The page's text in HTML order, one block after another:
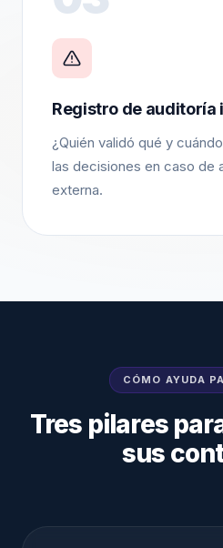
Registro de auditoría
¿Quién validó qué y
las decisiones en caso de
externa.
CÓMO AYUDA
Tres pilares
sus